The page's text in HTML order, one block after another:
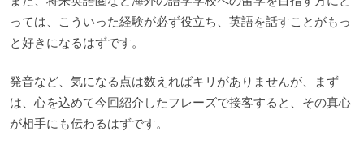
っては、こういった経験が必ず役立ち、英語を話すことがもっ
と好きになるはずです。
発音など、気になる点は数えればキリがありませんが、まず
は、心を込めて今回紹介したフレーズで接客すると、その真心
が相手にも伝わるはずです。